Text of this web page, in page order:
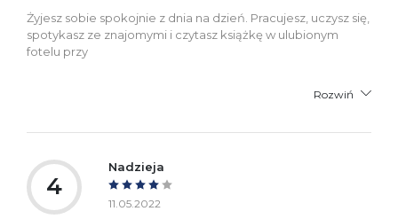
Żyjesz sobie spokojnie z dnia na dzień. Pracujesz, uczysz się,
spotykasz ze znajomymi i czytasz książkę w ulubionym
fotelu przy
Rozwiń
4
Nadzieja
11.05.2022